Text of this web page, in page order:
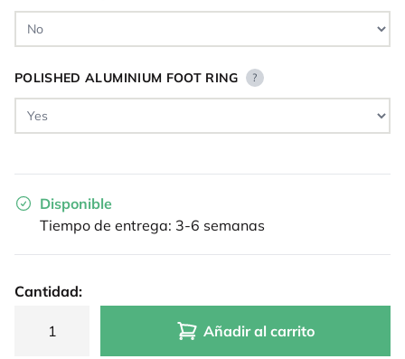
POLISHED ALUMINIUM FOOT RING ?
Disponible
Tiempo de entrega: 3-6 semanas
Cantidad:
Añadir al carrito